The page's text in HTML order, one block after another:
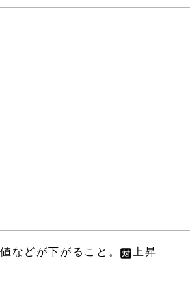
などが下がること。 上昇